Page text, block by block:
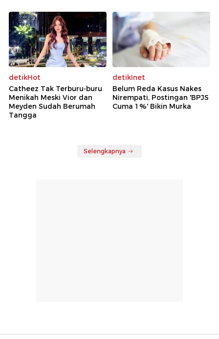
detikHot
Catheez Tak Terburu-buru
Menikah Meski Vior dan
Meyden Sudah Berumah
Tangga
detikInet
Belum Reda Kasus Nakes
Nirempati, Postingan 'BPJS
Cuma 1%' Bikin Murka
Selengkapnya